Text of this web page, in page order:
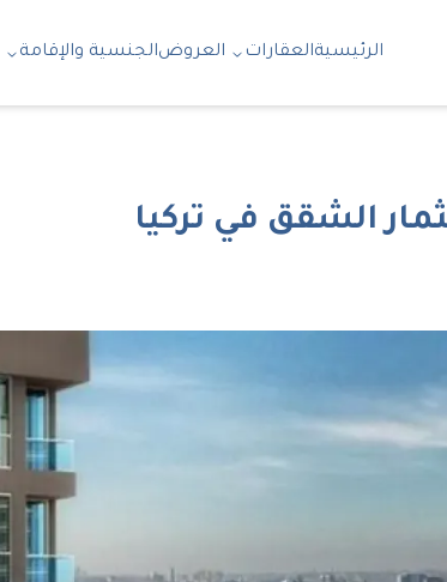
الرئيسيةالعقارات العروضالجنسية والإقامة
الشقق في تركيا